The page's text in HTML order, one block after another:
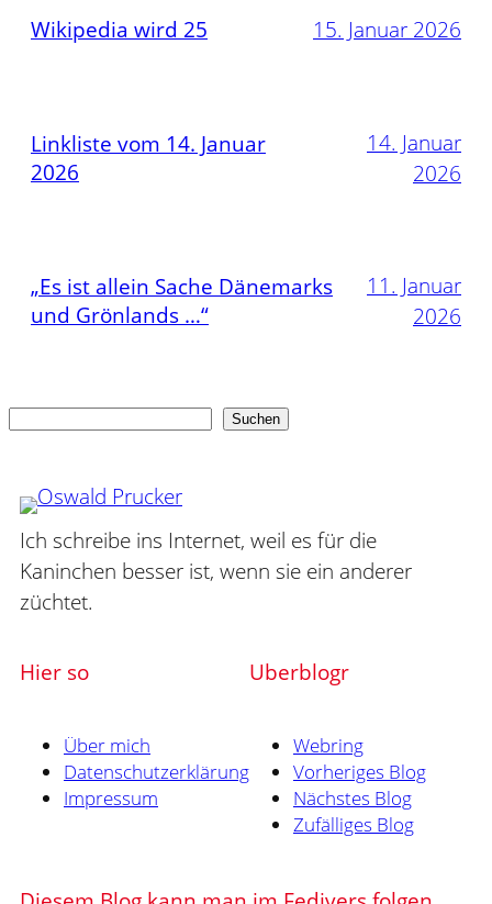
Wikipedia wird 25 15. Januar 2026
Linkliste vom 14. Januar
2026
14. Januar
2026
„Es ist allein Sache Dänemarks
und Grönlands …“
11. Januar
2026
Suchen
Ich schreibe ins Internet, weil es für die
Kaninchen besser ist, wenn sie ein anderer
züchtet.
Hier so
Über mich
Datenschutzerklärung
Impressum
Uberblogr
Webring
Vorheriges Blog
Nächstes Blog
Zufälliges Blog